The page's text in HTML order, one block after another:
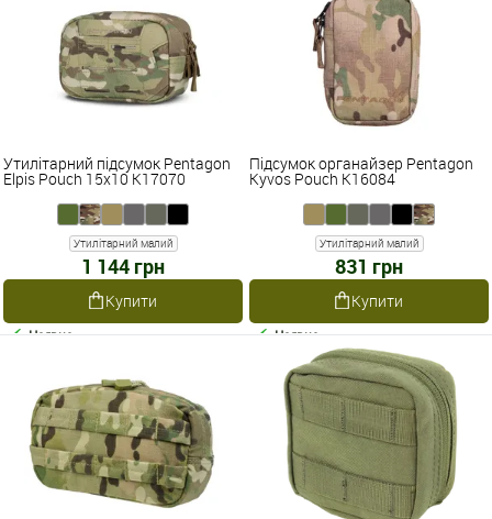
Утилітарний підсумок Pentagon
Elpis Pouch 15x10 K17070
Утилітарний малий
1 144 грн
Купити
Наявне
Підсумок органайзер Pentagon
Kyvos Pouch K16084
Утилітарний малий
831 грн
Купити
Наявне